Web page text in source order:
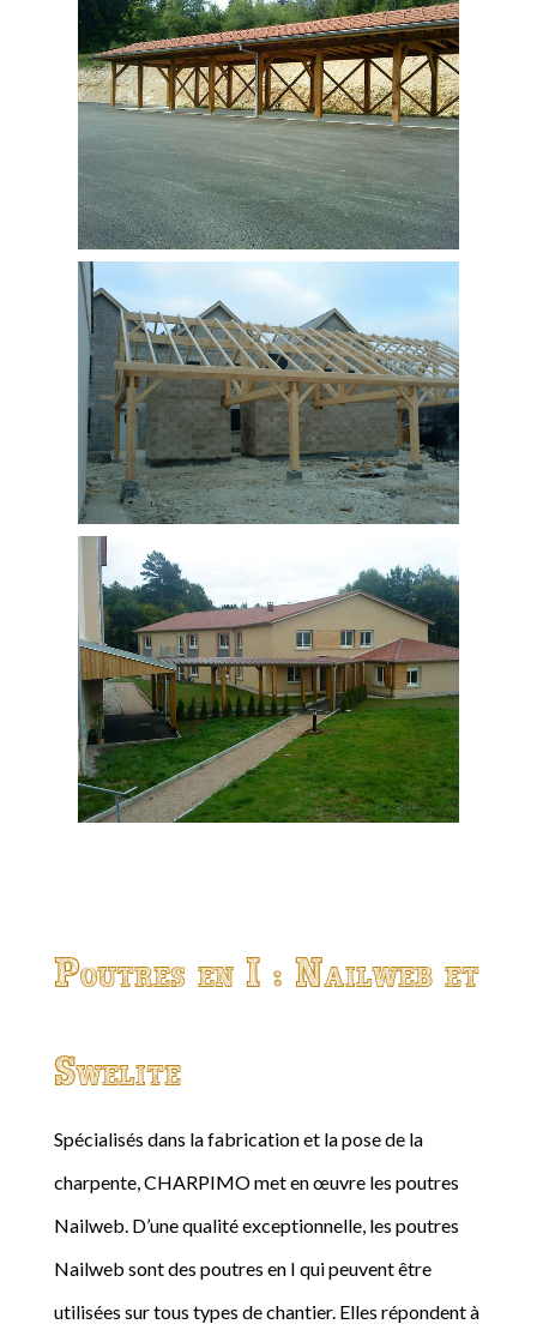
Poutres en I : Nailweb et
Swelite
Spécialisés dans la fabrication et la pose de la
charpente, CHARPIMO met en œuvre les poutres
Nailweb. D’une qualité exceptionnelle, les poutres
Nailweb sont des poutres en I qui peuvent être
utilisées sur tous types de chantier. Elles répondent à